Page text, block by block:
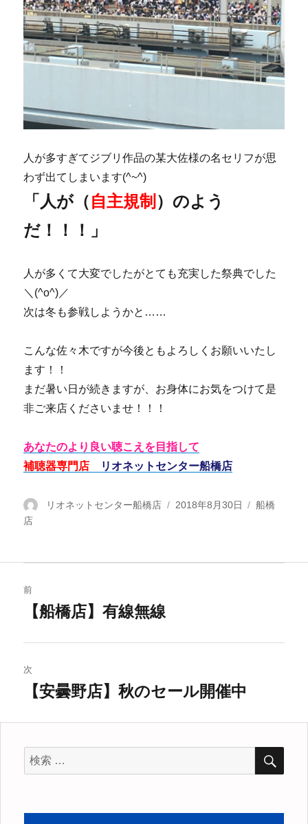
人が多すぎてジブリ作品の某大佐様の名セリフが思
わず出てしまいます(^~^)
「人が（自主規制 ）のよう
だ！！！」
人が多くて大変でしたがとても充実した祭典でした
＼(^o^)／
次は冬も参戦しようかと……
こんな佐々木ですが今後ともよろしくお願いいたし
ます！！
まだ暑い日が続きますが、お身体にお気をつけて是
非ご来店くださいませ！！！
あなたのより良い聴こえを目指して
補聴器専門店
リオネットセンター船橋店
投
リオネットセンター船橋店
投
2018年8月30日
カ
船橋
店
稿
ビ
ゲ
ー
シ
ョ
ン
前
投
稿:
【船橋店】有線無線
次
稿:
【安曇野店】秋のセール開催中
検
索
象:
検